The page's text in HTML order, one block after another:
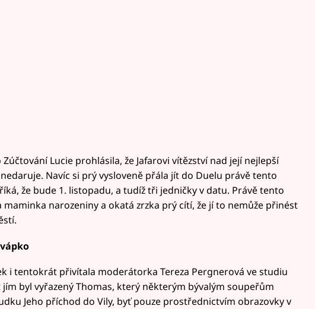
Lucie prohlásila, že Jafarovi vítězství nad její nejlepší
Navíc si prý vysloveně přála jít do Duelu právě tento
že bude 1. listopadu, a tudíž tři jedničky v datu. Právě tento
maminka narozeniny a okatá zrzka prý cítí, že jí to nemůže přinést
i tentokrát přivítala moderátorka Tereza Pergnerová ve studiu
byl vyřazený Thomas, který některým bývalým soupeřům
Jeho příchod do Vily, byť pouze prostřednictvím obrazovky v